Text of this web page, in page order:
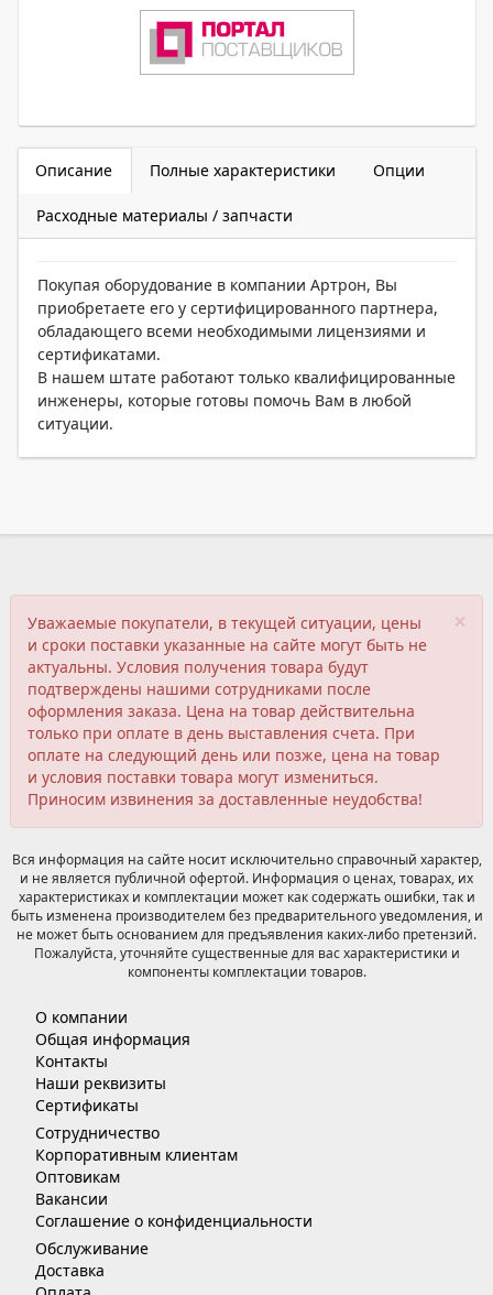
Описание Полные характеристики Опции
Расходные материалы / запчасти
Покупая оборудование в компании Артрон, Вы
приобретаете его у сертифицированного партнера,
обладающего всеми необходимыми лицензиями и
сертификатами.
В нашем штате работают только квалифицированные
инженеры, которые готовы помочь Вам в любой
ситуации.
×
Уважаемые покупатели, в текущей ситуации, цены
и сроки поставки указанные на сайте могут быть не
актуальны. Условия получения товара будут
подтверждены нашими сотрудниками после
оформления заказа. Цена на товар действительна
только при оплате в день выставления счета. При
оплате на следующий день или позже, цена на товар
и условия поставки товара могут измениться.
Приносим извинения за доставленные неудобства!
Вся информация на сайте носит исключительно справочный характер,
и не является публичной офертой. Информация о ценах, товарах, их
характеристиках и комплектации может как содержать ошибки, так и
быть изменена производителем без предварительного уведомления, и
не может быть основанием для предъявления каких-либо претензий.
Пожалуйста, уточняйте существенные для вас характеристики и
компоненты комплектации товаров.
О компании
Общая информация
Контакты
Наши реквизиты
Сертификаты
Сотрудничество
Корпоративным клиентам
Оптовикам
Вакансии
Соглашение о конфиденциальности
Обслуживание
Доставка